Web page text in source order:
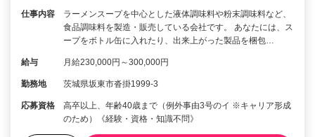
仕事内容
ラーメンスープを中心とした液体調味料や粉末調味料など、
食品調味料を製造・販売している会社です。 あなたには、ス
ープをボトル缶に入れたり、出来上がった製品を梱包…
給与 月給230,000円～300,000円
勤務地 茨城県坂東市沓掛1999-3
応募資格
高卒以上、年齢40歳まで（例外事由3号のイ ※キャリア形成
のため）《経験・資格・知識不問》